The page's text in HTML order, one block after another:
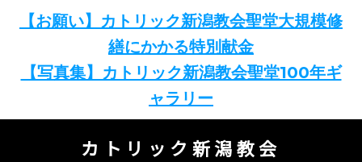
【お願い】カトリック新潟教会聖堂大規模修
繕にかかる特別献金
【写真集】カトリック新潟教会聖堂100年ギ
ャラリー
カトリック新潟教会